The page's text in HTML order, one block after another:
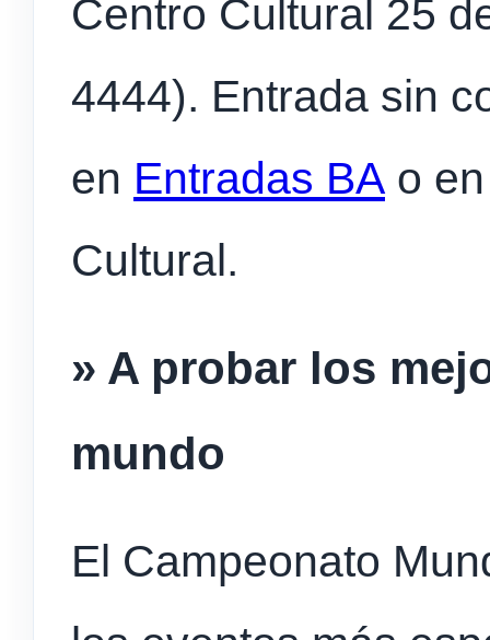
Centro Cultural 25
4444). Entrada sin
en Entradas BA o
Cultural.
» A probar los
mundo
El Campeonato